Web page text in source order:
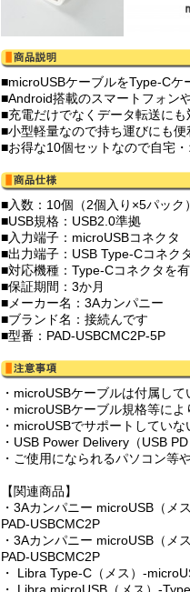
■microUSBケーブルをType-C
■Android搭載のスマートフォン
■充電だけでなくデータ転送に
■小型軽量なので持ち運びにも便
■お得な10個セットなので自宅
■入数：10個（2個入り×5パック
■USB規格：USB2.0準拠
■入力端子：microUSBコネクタ
■出力端子：USB Type-Cコネク
■対応機種：Type-Cコネクタを
■保証期間：3か月
■メーカー名：3Aカンパニー
■ブランド名：接続んです
■型番：PAD-USBCMC2P-5P
・microUSBケーブルは付属し
・microUSBケーブル規格等に
・microUSBでサポートしてい
・USB Power Delivery（USB
・ご使用になられるパソコン等
【関連商品】
・3Aカンパニー microUSB（メ
PAD-USBCMC2P
・3Aカンパニー microUSB（メ
PAD-USBCMC2P
・ Libra Type-C（メス）-